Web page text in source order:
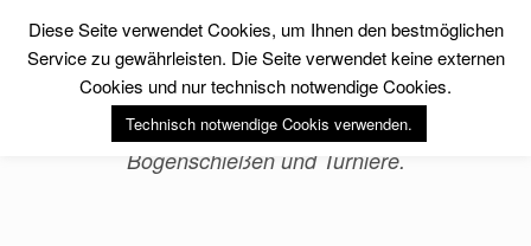
Inhalt
springen
sfs-archery -Erlebnis
Bogenschießen-
Bogensport, Fitness, Training im
Bogenschießen und Turniere.
Diese Seite verwendet Cookies, um Ihnen den bestmöglichen
Service zu gewährleisten. Die Seite verwendet keine externen
Cookies und nur technisch notwendige Cookies.
Technisch notwendige Cookis verwenden.